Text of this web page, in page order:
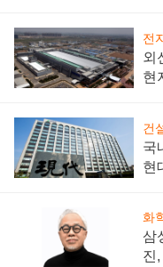
전
외
현
건
국
현
화
삼
진,